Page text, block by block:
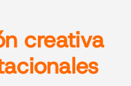
creativa